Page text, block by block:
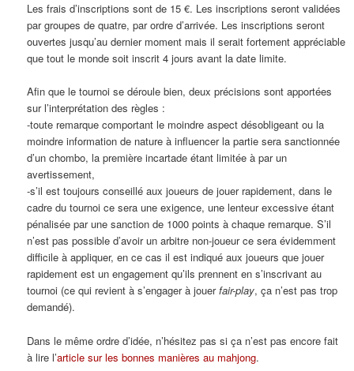
Les frais d’inscriptions sont de 15 €. Les inscriptions seront validées
par groupes de quatre, par ordre d’arrivée. Les inscriptions seront
ouvertes jusqu’au dernier moment mais il serait fortement appréciable
que tout le monde soit inscrit 4 jours avant la date limite.
Afin que le tournoi se déroule bien, deux précisions sont apportées
sur l’interprétation des règles :
-toute remarque comportant le moindre aspect désobligeant ou la
moindre information de nature à influencer la partie sera sanctionnée
d’un chombo, la première incartade étant limitée à par un
avertissement,
-s’il est toujours conseillé aux joueurs de jouer rapidement, dans le
cadre du tournoi ce sera une exigence, une lenteur excessive étant
pénalisée par une sanction de 1000 points à chaque remarque. S’il
n’est pas possible d’avoir un arbitre non-joueur ce sera évidemment
difficile à appliquer, en ce cas il est indiqué aux joueurs que jouer
rapidement est un engagement qu’ils prennent en s’inscrivant au
tournoi (ce qui revient à s’engager à jouerfair-play, ça n’est pas trop
demandé).
Dans le même ordre d’idée, n’hésitez pas si ça n’est pas encore fait
à lire l’article sur les bonnes manières au mahjong.